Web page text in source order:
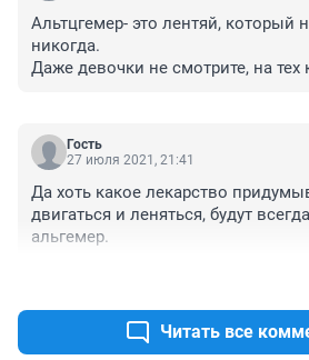
Альтцгемер- это лентяй, который
никогда.
Даже девочки не смотрите, на тех
Гость
27 июля 2021, 21:41
Да хоть какое лекарство
двигаться и леняться, будут
альгемер.
Читать все